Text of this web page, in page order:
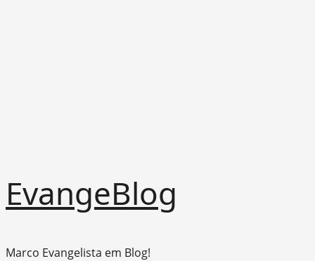
to
content
EvangeBlog
Marco Evangelista em Blog!